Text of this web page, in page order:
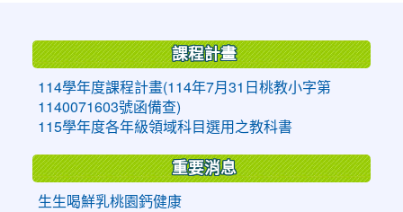
課程計畫
114學年度課程計畫(114年7月31日桃教小字第
1140071603號函備查)
115學年度各年級領域科目選用之教科書
重要消息
生生喝鮮乳桃園鈣健康